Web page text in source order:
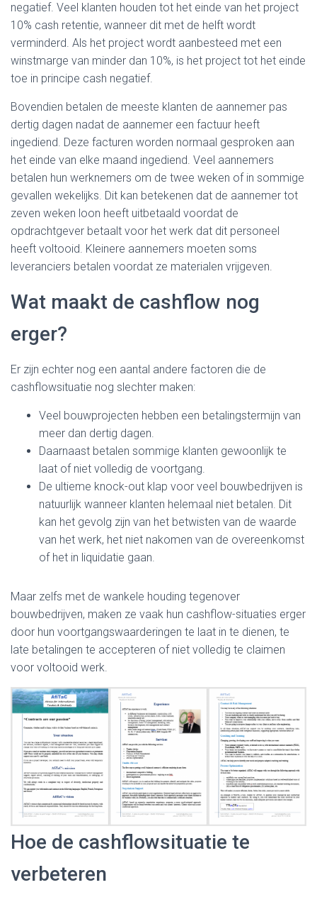
negatief. Veel klanten houden tot het einde van het project
10% cash retentie, wanneer dit met de helft wordt
verminderd. Als het project wordt aanbesteed met een
winstmarge van minder dan 10%, is het project tot het einde
toe in principe cash negatief.
Bovendien betalen de meeste klanten de aannemer pas
dertig dagen nadat de aannemer een factuur heeft
ingediend. Deze facturen worden normaal gesproken aan
het einde van elke maand ingediend. Veel aannemers
betalen hun werknemers om de twee weken of in sommige
gevallen wekelijks. Dit kan betekenen dat de aannemer tot
zeven weken loon heeft uitbetaald voordat de
opdrachtgever betaalt voor het werk dat dit personeel
heeft voltooid. Kleinere aannemers moeten soms
leveranciers betalen voordat ze materialen vrijgeven.
Wat maakt de cashflow nog
erger?
Er zijn echter nog een aantal andere factoren die de
cashflowsituatie nog slechter maken:
Veel bouwprojecten hebben een betalingstermijn van
meer dan dertig dagen.
Daarnaast betalen sommige klanten gewoonlijk te
laat of niet volledig de voortgang.
De ultieme knock-out klap voor veel bouwbedrijven is
natuurlijk wanneer klanten helemaal niet betalen. Dit
kan het gevolg zijn van het betwisten van de waarde
van het werk, het niet nakomen van de overeenkomst
of het in liquidatie gaan.
Maar zelfs met de wankele houding tegenover
bouwbedrijven, maken ze vaak hun cashflow-situaties erger
door hun voortgangswaarderingen te laat in te dienen, te
late betalingen te accepteren of niet volledig te claimen
voor voltooid werk.
Hoe de cashflowsituatie te
verbeteren